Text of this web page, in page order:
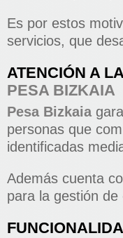
Es por estos
servicios, que
ATENCIÓN A
PESA BIZKAIA
Pesa Bizkaia
personas que
identificadas
Además cuenta
para la gestión